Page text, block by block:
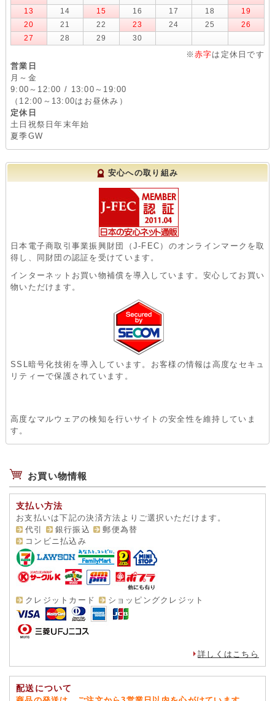
13
14 15 16 17 18
19
20
21 22 23 24 25
26
27
28 29 30
※ 赤字は定休日です
営業日
月～金
9:00～12:00 / 13:00～19:00
（12:00～13:00はお昼休み）
定休日
土日祝祭日年末年始
夏季GW
安心への取り組み
日本電子商取引事業振興財団（J-FEC）のオンラインマークを取
得し、同財団の認証を受けています。
インターネットお買い物補償を導入しています。安心してお買い
物いただけます。
SSL暗号化技術を導入しています。お客様の情報は高度なセキュ
リティーで保護されています。
高度なマルウェアの検知を行いサイトの安全性を維持していま
す。
お買い物情報
支払い方法
お支払いは下記の決済方法よりご選択いただけます。
代引
銀行振込
郵便為替
コンビニ払込み
クレジットカード ショッピングクレジット
詳しくはこちら
配送について